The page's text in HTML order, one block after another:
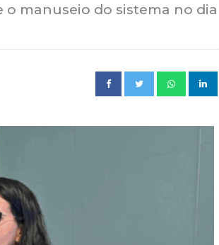
manuseio do sistema no dia